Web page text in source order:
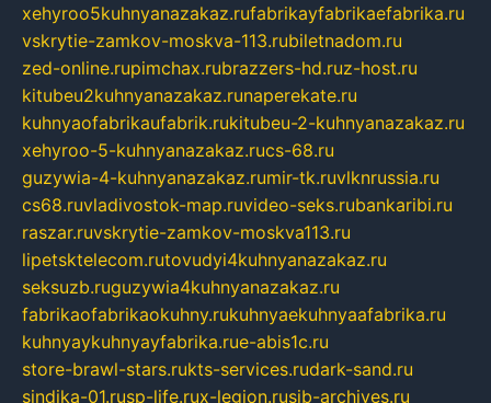
xehyroo5kuhnyanazakaz.rufabrikayfabrikaefabrika.ru
vskrytie-zamkov-moskva-113.rubiletnadom.ru
zed-online.rupimchax.rubrazzers-hd.ruz-host.ru
kitubeu2kuhnyanazakaz.runaperekate.ru
kuhnyaofabrikaufabrik.rukitubeu-2-kuhnyanazakaz.ru
xehyroo-5-kuhnyanazakaz.rucs-68.ru
guzywia-4-kuhnyanazakaz.rumir-tk.ruvlknrussia.ru
cs68.ruvladivostok-map.ruvideo-seks.rubankaribi.ru
raszar.ruvskrytie-zamkov-moskva113.ru
lipetsktelecom.rutovudyi4kuhnyanazakaz.ru
seksuzb.ruguzywia4kuhnyanazakaz.ru
fabrikaofabrikaokuhny.rukuhnyaekuhnyaafabrika.ru
kuhnyaykuhnyayfabrika.rue-abis1c.ru
store-brawl-stars.rukts-services.rudark-sand.ru
sindika-01.rusp-life.rux-legion.rusib-archives.ru